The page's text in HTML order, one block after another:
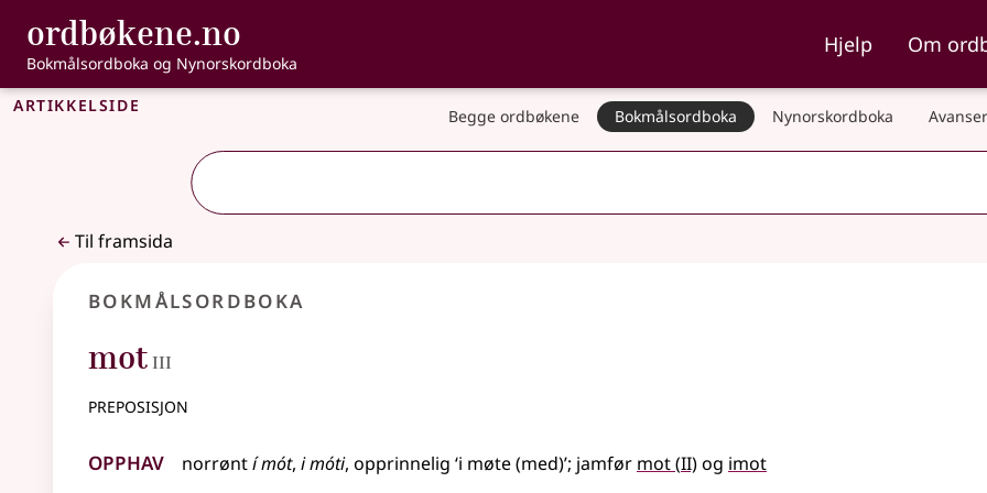
Gå til hovudinnhald
Tilgjenge
ordbøkene.no , Bokmålsordboka og Nynorskordboka
Bokmålsordboka og Nynorskordboka
Hjelp Om
Artikkelside Begge ordbøkene Bokmålsordboka Nynorskordboka
Til framsida
Bokmålsordboka
mot III
preposisjon
Opphav norrøntí mót, i móti, opprinnelig ‘i møte (med)’; jamfør mot(2
II)og imot